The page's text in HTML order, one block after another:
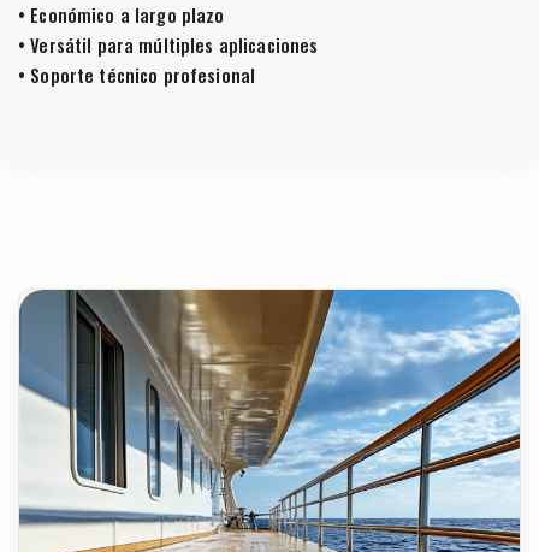
• Económico a largo plazo
• Versátil para múltiples aplicaciones
• Soporte técnico profesional